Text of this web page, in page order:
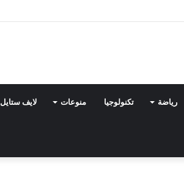
رياضة تكنولوجيا منوعات لايف ستايل